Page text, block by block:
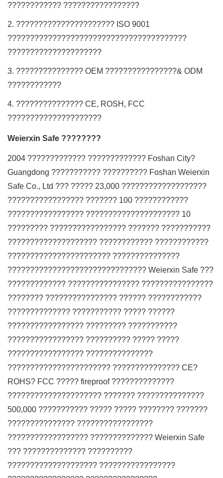
???????????? ?????????????????
2. ?????????????????????? ISO 9001
????????????????????????????????????????
?????????????????????
3. ??????????????? OEM ????????????????& ODM
????????????
4. ??????????????? CE, ROSH, FCC
?????????????????????
Weierxin Safe ????????
2004 ????????????? ????????????? Foshan City?
Guangdong ??????????? ?????????? Foshan Weierxin
Safe Co., Ltd ??? ????? 23,000 ???????????????????
????????????????? ??????? 100 ????????????
????????????????? ????????????????????? 10
????????? ????????????????? ??????? ???????????
???????????????????? ???????????? ????????????
??????????????????????? ???????????????
??????????????????????????????? Weierxin Safe ???
????????????? ???????????????? ????????????????
???????? ???????????????? ?????? ????????????
?????????????? ??????????? ????? ??????
????????????????? ????????? ???????????
????????????????? ?????????? ????? ?????
????????????????? ???????????????
??????????????????????? ??????????????? CE?
ROHS? FCC ????? fireproof ??????????????
????????????????????? ??????? ???????????????
500,000 ??????????? ????? ????? ???????? ???????
??????????????? ?????????????????
?????????????????? ?????????????? Weierxin Safe
??? ?????????????? ??????????
???????????????????? ?????????????????